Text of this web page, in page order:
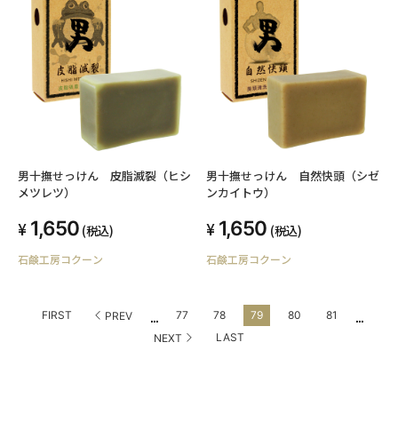
男十撫せっけん 皮脂滅裂（ヒシ
メツレツ）
1,650 (税込)
石鹸工房コクーン
男十撫せっけん 自然快頭（シゼ
ンカイトウ）
1,650 (税込)
石鹸工房コクーン
FIRST PREV ... 77 78 79 80 81 ...
NEXT LAST